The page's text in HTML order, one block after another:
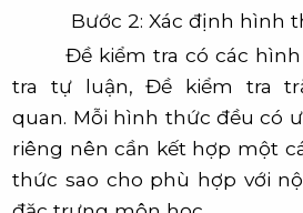
Bước 2: Xác định hình
Đề kiểm tra có các
tra tự luận, Đề kiểm tra
quan. Mỗi hình thức đều có
riêng nên cần kết hợp một
thức sao cho phù hợp với